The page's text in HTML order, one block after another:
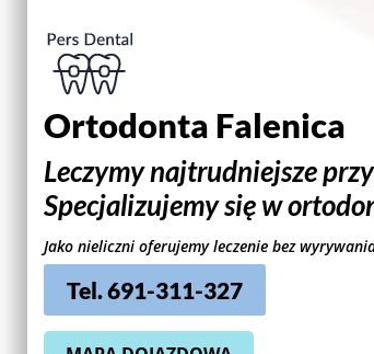
Ortodonta Falenica
Leczymy najtrudniejsze
Specjalizujemy się w
Jako nieliczni oferujemy leczenie bez
Tel. 691-311-327